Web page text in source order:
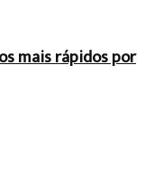
mais rápidos por